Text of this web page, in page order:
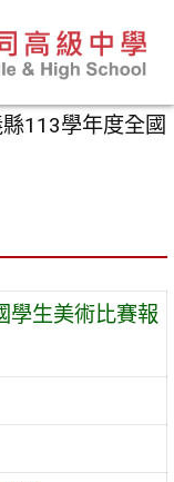
113學年度全國
學生美術比賽報